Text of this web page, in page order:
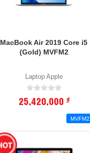
MacBook Air 2019 Core i5
(Gold) MVFM2
Laptop Apple
25,420,000đ
MVFM2